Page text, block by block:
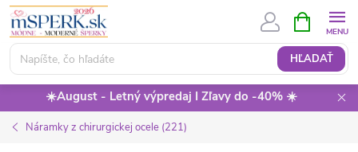
Prejsť
obsah
HĽADAŤ
KOŠÍK
☀️August - Letný výpredaj I Zľavy do -40% ☀️
Náramky z chirurgickej ocele (221)